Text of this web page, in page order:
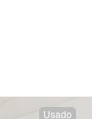
Usado